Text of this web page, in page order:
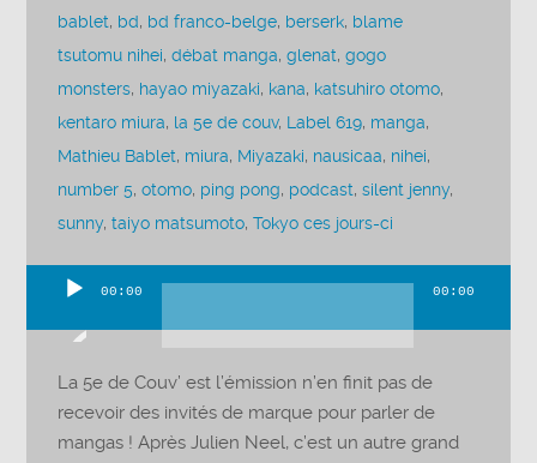
bablet, bd, bd franco-belge, berserk, blame
tsutomu nihei,débat manga,glenat,gogo
monsters, hayao miyazaki, kana, katsuhiro otomo,
kentaro miura, la 5e de couv, Label 619, manga,
Mathieu Bablet, miura, Miyazaki, nausicaa, nihei,
number 5,otomo, ping pong, podcast,silent jenny,
sunny,taiyo matsumoto,Tokyo ces jours-ci
audio
00:00 00:00
La 5e de Couv’ est l’émission n’en finit pas de
recevoir des invités de marque pour parler de
mangas ! Après Julien Neel, c’est un autre grand